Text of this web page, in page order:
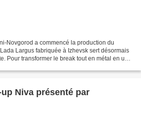
Novgorod a commencé la production du
Largus fabriquée à Izhevsk sert désormais
Pour transformer le break tout en métal en une
Niva présenté par